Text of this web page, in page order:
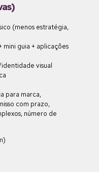
(menos estratégia,
guia + aplicações
visual
para marca,
com prazo,
número de